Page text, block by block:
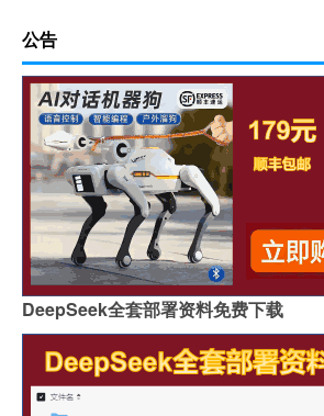
公告
DeepSeek全套部署资料免费下载